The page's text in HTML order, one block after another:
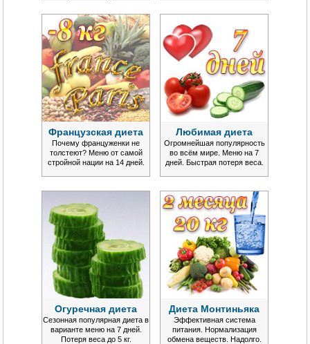
Французская диета
Почему француженки не
толстеют? Меню от самой
стройной нации на 14 дней.
Любимая диета
Огромнейшая популярность
во всём мире. Меню на 7
дней. Быстрая потеря веса.
Огуречная диета
Сезонная популярная диета в
варианте меню на 7 дней.
Потеря веса до 5 кг.
Диета Монтиньяка
Эффективная система
питания. Нормализация
обмена веществ. Надолго.